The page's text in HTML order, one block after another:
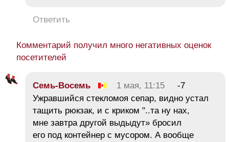
Ответить
Комментарий получил много негативных оценок
посетителей
Семь-Восемь 1 мая, 11:15
-7
Ужравшийся стекломоя сепар, видно устал
тащить рюкзак, и с криком "..та ну нах,
мне завтра другой выдыдут» бросил
его под контейнер с мусором. А вообще